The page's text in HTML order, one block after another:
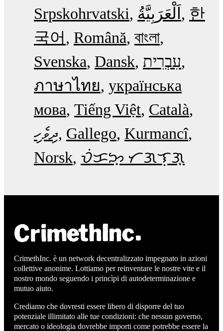
Srpskohrvatski
한
국어
Română বাংলা
Svenska Dansk עִבְרִית
ภาษาไทย українська
мова Tiếng Việt Català
ދިވެހި Gallego Kurmancî
Norsk ᜏᜒᜃᜅ᜔ ᜆᜄᜎᜓᜄ᜔
CrimethInc. è un network decentralizzato impegnato in azioni
collettive anonime. Lottiamo per reinventare le nostre vite e il
nostro mondo seguendo i princìpi di autodeterminazione e
mutuo aiuto.
Crediamo che dovresti essere libero di disporre del tuo
potenziale illimitato alle tue condizioni: che nessun governo,
mercato o ideologia dovrebbe importi come potrebbe essere la